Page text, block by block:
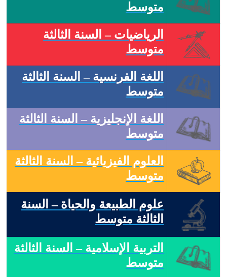
متوسط
الرياضيات – السنة الثالثة
متوسط
اللغة الفرنسية – السنة الثالثة
متوسط
اللغة الإنجليزية – السنة الثالثة
متوسط
العلوم الفيزيائية – السنة الثالثة
متوسط
علوم الطبيعة والحياة – السنة
الثالثة متوسط
التربية الإسلامية – السنة الثالثة
متوسط